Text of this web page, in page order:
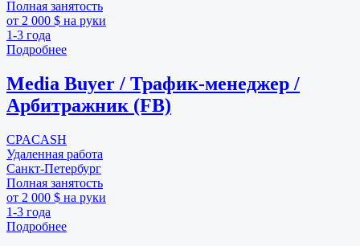
Полная занятость
от 2 000 $ на руки
1-3 года
Подробнее
Media Buyer / Трафик-менеджер /
Арбитражник (FB)
CPACASH
Удаленная работа
Санкт-Петербург
Полная занятость
от 2 000 $ на руки
1-3 года
Подробнее